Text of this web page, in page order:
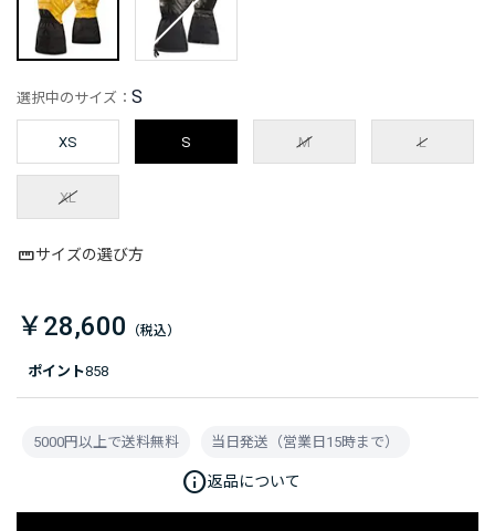
ポイント858
選択中のサイズ： S
XS S M L
XL
サイズの選び方
￥28,600
5000円以上で送料無料 当日発送（営業日15時まで）
info返品について